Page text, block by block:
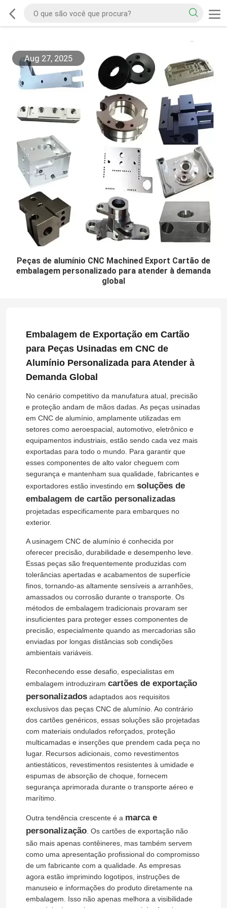
Aug 27, 2025
Peças de alumínio CNC Machined Export Cartão de
embalagem personalizado para atender à demanda
global
Embalagem de Exportação em Cartão
para Peças Usinadas em CNC de
Alumínio Personalizada para Atender à
Demanda Global
No cenário competitivo da manufatura atual, precisão
e proteção andam de mãos dadas. As peças usinadas
em CNC de alumínio, amplamente utilizadas em
setores como aeroespacial, automotivo, eletrônico e
equipamentos industriais, estão sendo cada vez mais
exportadas para todo o mundo. Para garantir que
esses componentes de alto valor cheguem com
segurança e mantenham sua qualidade, fabricantes e
exportadores estão investindo em soluções de
embalagem de cartão personalizadas
projetadas especificamente para embarques no
exterior.
A usinagem CNC de alumínio é conhecida por
oferecer precisão, durabilidade e desempenho leve.
Essas peças são frequentemente produzidas com
tolerâncias apertadas e acabamentos de superfície
finos, tornando-as altamente sensíveis a arranhões,
amassados ou corrosão durante o transporte. Os
métodos de embalagem tradicionais provaram ser
insuficientes para proteger esses componentes de
precisão, especialmente quando as mercadorias são
enviadas por longas distâncias sob condições
ambientais variáveis.
Reconhecendo esse desafio, especialistas em
embalagem introduziram cartões de exportação
personalizadosadaptados aos requisitos
exclusivos das peças CNC de alumínio. Ao contrário
dos cartões genéricos, essas soluções são projetadas
com materiais ondulados reforçados, proteção
multicamadas e inserções que prendem cada peça no
lugar. Recursos adicionais, como revestimentos
antiestáticos, revestimentos resistentes à umidade e
espumas de absorção de choque, fornecem
segurança aprimorada durante o transporte aéreo e
marítimo.
Outra tendência crescente é a marca e
personalização. Os cartões de exportação não
são mais apenas contêineres, mas também servem
como uma apresentação profissional do compromisso
de um fabricante com a qualidade. As empresas
agora estão imprimindo logotipos, instruções de
manuseio e informações do produto diretamente na
embalagem. Isso não apenas melhora a visibilidade